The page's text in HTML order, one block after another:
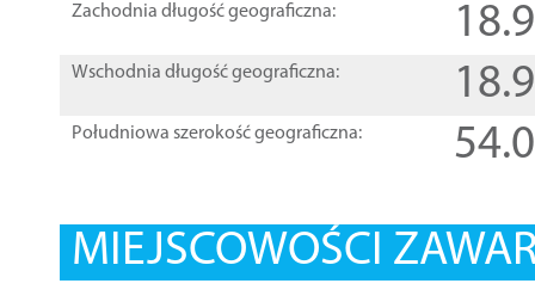
Zachodnia długość geograficzna:
Wschodnia długość geograficzna:
Południowa szerokość geograficzna:
MIEJSCOWOŚCI